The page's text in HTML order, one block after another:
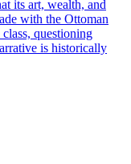
its art, wealth, and
with the Ottoman
questioning
is historically